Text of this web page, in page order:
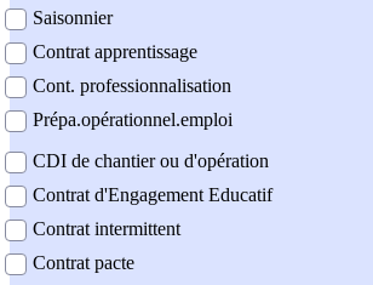
Saisonnier
Contrat apprentissage
Cont. professionnalisation
Prépa.opérationnel.emploi
CDI de chantier ou d'opération
Contrat d'Engagement Educatif
Contrat intermittent
Contrat pacte